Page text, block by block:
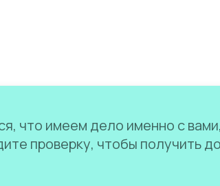
что имеем дело именно с
проверку, чтобы получить